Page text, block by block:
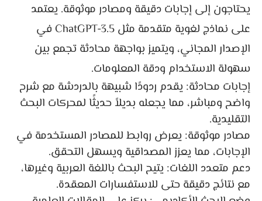
يحتاجون إلى إجابات دقيقة ومصادر موثوقة. يعتمد
على نماذج لغوية متقدمة مثل ChatGPT-3.5 في
الإصدار المجاني، ويتميز بواجهة محادثة تجمع بين
سهولة الاستخدام ودقة المعلومات.
إجابات محادثة: يقدم ردودًا شبيهة بالدردشة مع شرح
واضح ومباشر، مما يجعله بديلاً حديثًا لمحركات البحث
التقليدية.
مصادر موثوقة: يعرض روابط للمصادر المستخدمة في
الإجابات، مما يعزز المصداقية ويسهل التحقق.
دعم متعدد اللغات: يتيح البحث باللغة العربية وغيرها،
مع نتائج دقيقة حتى للاستفسارات المعقدة.